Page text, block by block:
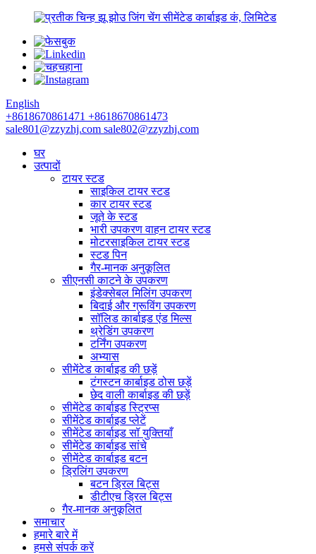
झू झोउ जिंग चेंग सीमेंटेड कार्बाइड कं, लिमिटेड
English
+8618670861471 +8618670861473
sale801@zzyzhj.com sale802@zzyzhj.com
घर
उत्पादों
टायर स्टड
साइकिल टायर स्टड
कार टायर स्टड
जूते के स्टड
भारी उपकरण वाहन टायर स्टड
मोटरसाइकिल टायर स्टड
स्टड पिन
गैर-मानक अनुकूलित
सीएनसी काटने के उपकरण
इंडेक्सेबल मिलिंग उपकरण
बिदाई और ग्रूविंग उपकरण
सॉलिड कार्बाइड एंड मिल्स
थ्रेडिंग उपकरण
टर्निंग उपकरण
अभ्यास
सीमेंटेड कार्बाइड की छड़ें
टंगस्टन कार्बाइड ठोस छड़ें
छेद वाली कार्बाइड की छड़ें
सीमेंटेड कार्बाइड स्ट्रिप्स
सीमेंटेड कार्बाइड प्लेटें
सीमेंटेड कार्बाइड सॉ युक्तियाँ
सीमेंटेड कार्बाइड सांचे
सीमेंटेड कार्बाइड बटन
ड्रिलिंग उपकरण
बटन ड्रिल बिट्स
डीटीएच ड्रिल बिट्स
गैर-मानक अनुकूलित
समाचार
हमारे बारे में
हमसे संपर्क करें